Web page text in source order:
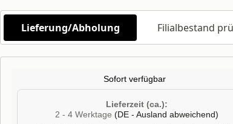
Lieferung/Abholung Filialbestand
Sofort verfügbar
Lieferzeit (ca.):
2 - 4 Werktage (DE - Ausland abweichend)